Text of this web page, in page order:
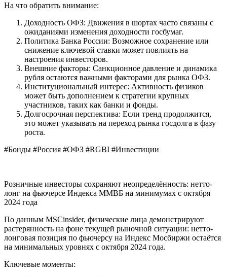
На что обратить внимание:
Доходность ОФЗ: Движения в шортах часто связаны с
ожиданиями изменения доходности госбумаг.
Политика Банка России: Возможное сохранение или
снижение ключевой ставки может повлиять на
настроения инвесторов.
Внешние факторы: Санкционное давление и динамика
рубля остаются важными факторами для рынка ОФЗ.
Институциональный интерес: Активность физиков
может быть дополнением к стратегии крупных
участников, таких как банки и фонды.
Долгосрочная перспектива: Если тренд продолжится,
это может указывать на переход рынка госдолга в фазу
роста.
#Бонды #Россия #ОФЗ #RGBI #Инвестиции
Розничные инвесторы сохраняют неопределённость: нетто-
лонг на фьючерсе Индекса ММВБ на минимумах с октября
2024 года
По данным MSCinsider, физические лица демонстрируют
растерянность на фоне текущей рыночной ситуации: нетто-
лонговая позиция по фьючерсу на Индекс Мосбиржи остаётся
на минимальных уровнях с октября 2024 года.
Ключевые моменты: